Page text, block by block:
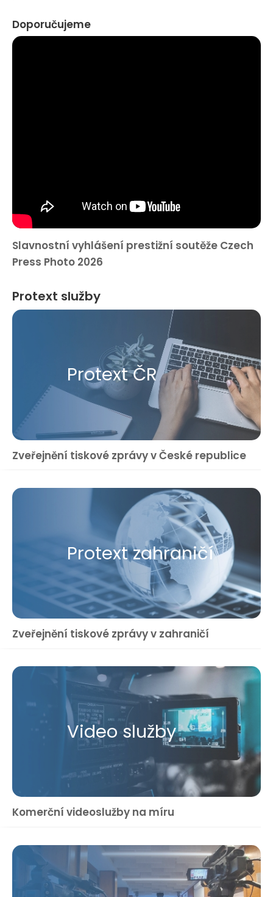
Doporučujeme
Slavnostní vyhlášení prestižní soutěže Czech
Press Photo 2026
Protext služby
Protext ČR
Zveřejnění tiskové zprávy v České republice
Protext zahraničí
Zveřejnění tiskové zprávy v zahraničí
Video služby
Komerční videoslužby na míru